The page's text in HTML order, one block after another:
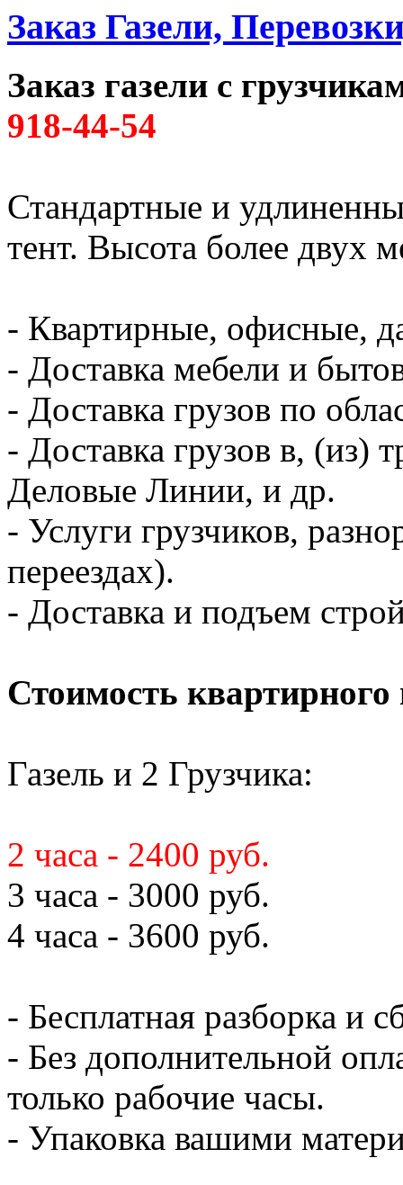
Заказ Газели,
Заказ газели с
918-44-54
Стандартные и
тент. Высота более двух
- Квартирные, офисные,
- Доставка мебели и
- Доставка грузов по
- Доставка грузов в,
Деловые Линии, и др.
- Услуги грузчиков,
переездах).
- Доставка и подъем
Стоимость квартирного
Газель и 2 Грузчика:
2 часа - 2400 руб.
3 часа - 3000 руб.
4 часа - 3600 руб.
- Бесплатная разборка и
- Без дополнительной
только рабочие часы.
- Упаковка вашими